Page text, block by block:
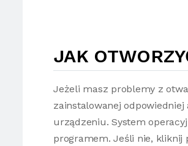
JAK
Jeżeli masz problemy z
zainstalowanej
urządzeniu. System
programem. Jeśli nie, kliknij